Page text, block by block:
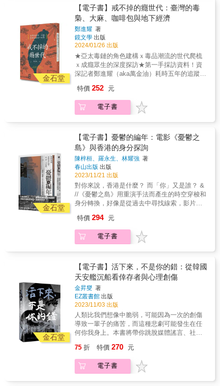
抗如火如荼的私家車浪潮，以避免車輛氾濫帶
來的一系列公害。那些公害在當時的美國就已
經初見端倪，可謂殷鑑不遠。例如他們堅持不
讓道路成為車輛「長期、無償」停放的地方。
要過夜請找停車場。買車時也需要出示車庫證
明，沒有「到處都是你家」、「買一樓送路
肩」的道理。把公共空間（道路）拿來放私人
財物（車），無疑是將消化不了的成本轉嫁給
社會。那就好比家裡放不下，所以把冰箱搬出
門，要煮晚餐才到門口翻魚挖菜。&小時候看過
家母跟鄰居為家門口的停車位爭執。其實那塊
地就是道路，應供公共通行，誰都沒資格占
用，兩人卻為不屬於誰、也不應該用的東西大
什麼停車場必須成為店家、住家、公共設施的
標配？在臺灣，還有一些古蹟被謎樣的無名火
燒完後，直接華麗轉身成停車場。為什麼每一
天的搶車位遊戲這麼困難、痛苦，根本夢魘模
式，還有一堆人趨之若鶩？這種「強制持有車
輛的社會」(註2)看似許諾了人移動的自由，其
實讓擁車、用車變成不得不為的義務。&然而擁
車族愈多，社會又更往車本傾斜，公共交通就
更窘迫，民眾又買更多車&hellip;&hellip;書中
說：「停車宛如一道吃愈多就愈餓的菜，於是
車。愈常開車，就愈渴望有更多停車位。」
（頁108）停車場像愈吃愈餓的食物。臺灣被
CNN稱為行人地獄。有一種人盡皆知的餓鬼形
象是這樣的：食道細如針尖，食物到嘴邊就化
為一團火。我們所提供的廉價、甚至免費的停
車空間，以及其他迫使人開車、鼓勵或讓利給
車輛的政策與設施，統統都像餓鬼的喉嚨，永
遠食不果腹，但又貪求更多。──劉亦／「我是
臺灣行人 - a tw pedestrian」主編&「世界上的
所有城市都一再證明，有愈多停車位，就有愈
多人開車」。作者以美國經驗有趣深刻地述說
民眾、社會受到的影響，為正在大步推動都市
要警醒，也為未來轉向發展提出可能的途徑。&
正視停車位供給減量，才能創造良好的未來城
市環境。《神啊，請賜我一個停車位》一書值
人，看待倫敦？他們錢打哪來？又是怎麼花
錢？他們如何與自己的金錢共處？身為倫敦大
學金匠學院社會學者的作者卡若琳．諾斯用
「腳」探究了這些問題。她走入倫敦街道四處
踏查，並匿名訪談富人、富人家屬，以及為這
群人效命的服侍者階層等數十名人士，藉此揭
開倫敦富豪生活的簾幕。循著金錢在都會中流
動的路徑，她造訪了會員制俱樂部、富太太的
地產附近的巷弄&hellip;&hellip;直擊富豪各種不
識超乎常人想像的另一種「都會平行時空」：
💰為富人打理財務與庶務的「家族辦公室」業
務是無奇不有，包括組織法律團隊協助奢華度
假期間玩過頭闖禍的年輕人脫身，以及前去尼
泊爾營救徒步旅行半途病倒的富裕老太太。💔
在倫敦置產、工作與定居的俄國富豪婚姻觸礁
時，往往刻意選擇回莫斯科發動離婚程序，好
保障「準前夫」最大權益，甚而可能早早藉境
外公司將資產挪至「安全處」，以防「準前
妻」染指數億英鎊財富。🌇2007-08年金融海嘯
讓全倫敦勒緊褲帶度日，但知名的海德公園一
號建案有近90戶高級公寓仍以天價售出，且七
成登記在企業而非個人名下；夜間時大樓一片
漆黑，顯然功能為投資標的而非真正住宅。💤
某戶豪門中，女主人自顧自熬夜看電視到清晨
五點，僕役只能隨時待命、一路伺候各種需
自就寢，不說一聲，讓僕役等到天亮。🎓私立
菁英院校內，豪門子弟未畢業便先獲得銀行內
定職位，只因有個某某企業執行長老爸，或者
家中認識某某企業執行長；再不然，畢業想開
公司的話，找爸媽掏出一千萬鎊前期投入資金
也沒問題。✨光雕設計廠商某日被一名未預約
的寡頭案主直接用私人飛機載走，因為對方臨
時起意要在遊艇上安裝光雕；這些高檔豪華的
交通工具，說白了即是另一種炫富舞台。數年
來，諾斯追蹤富人的生活模式、謀生之道與居
地段的探索紀實。她要讓屬於這群人的倫敦進
入讀者視野，並帶領大家反思：以財富或階級
劃分得壁壘分明，不存在人際互惠、集體生活
們的工作就是在解剖台前和遺體面對面，傾聽
他們的無聲之言。」▍貧困之死、孤獨死、凍
死、老老照顧、酒精成癮、霸凌……▍解剖台
上的遺體，絕大多數非死於凶殺，▍而是死於
不平等的階級問題。●都市裡，「凍死」絕不是
稀奇事。●受解剖的遺體中，獨居者約占50%。
●許多因債務自盡的死者，欠債金額僅五百萬日
幣。●貧困人口的遺體占比極高。相對於富裕者
外表乾淨無垢、內臟卻遍布脂肪，貧窮者長年
缺乏營養，內臟乾淨得令人難以相信這些器官
否被解剖、查明死因。獨居者在家中暑死亡；
車禍後死於自家的女子，其實是因酒精成癮而
喪命；因貧困而拒絕就醫，本可挽回的病症成
卻因此溺斃……法醫的工作，是從科學角度查
明「非正常死亡的真實原因」，但同時，屍體
也代替了沉默的亡者發聲，如實呈現其生命軌
跡與所處的階級脈絡。執業二十年的日本資深
法醫西尾元揭露其在解剖台前觀察到的社會現
象，他如偵探辦案抽絲剝繭，調查死因，並從
人性化的角度，探討隱藏在冰冷遺體背後，活
生生的社會問題。//被害或自殺，以及孤獨死
們法醫的工作。我們不像臨床醫師一樣救死扶
知，在醫學界，自己所處的可以說是見不得光
的領域。但是，正因為在見不得光的陰暗面，
有些東西才會看得更清楚。──西尾元★名人推
薦大師兄（《你好，我是接體員》作者）林立
青（作家）戴志揚（資深社會記者）＿＿專文
作序李茂生（台灣大學法律學院名譽教授）魚
漿夫婦（人氣粉專「魚漿夫婦」版主）蔡崇隆
（紀錄片導演）戴伸峰（中正大學犯罪防治系
副教授）謝孟穎（《新新聞》記者）＿＿一致
推薦● 大師兄（《你好，我是接體員》作者）
──有時在一件件的案子中，我們會看到一些社
會角落的樣貌。但是，當這個樣貌愈來愈清
楚、相似的案件愈來愈多，我不禁在想，這會
不會是現今社會的縮影？是不是我們必須抬起
頭去面對的問題？很感謝看了這本書，可以將
這些問題帶到大家眼前。也很希望看過此書的
金石堂
【電子書】戒不掉的癮世代：臺灣的毒
梟、大麻、咖啡包與地下經濟
鄭進耀 著
鏡文學 出版
2024/01/26 出版
★亞太毒鏈的角色建構ｘ毒品潮流的世代爬梳
ｘ成癮眾生的深度探訪★第一手採訪資料！資
深記者鄭進耀（aka萬金油）耗時五年的追蹤跟
灣」的日常現場與「島嶼毒鏈」的時代觀察毒
從海上來，銷往何處去？那時的「福爾摩沙」
怎就成為今日的「有毒之地」？吸不完的毒，
樂經驗，與日常生活的感受、細節做了緊密結
合。」身處東亞島鏈的中心位置，臺灣既是亞
太貿易的樞紐，也是毒品運輸與交易的中繼
站。毒品在此中轉、流通，進而落地生根，使
得這座島嶼歷經了不同時代的毒品潮流，見證
了各有脈絡的成癮現象，更孵育出一個又一個
的毒梟大夢。自荷蘭東印度公司崛起，大航海
時代來臨，鴉片嗎啡是如何隨貿易漂洋過海而
來，甚至在日治時期成為專賣？何以國民政府
遷臺後大力掃除毒品、勒戒毒癮，卻依然無法
日，大麻合法化的辯論尚未底定，安非他命、
搖頭丸、冰毒、笑氣、咖啡包卻又輪番占領島
嶼，是哪些關鍵形塑了如今的「臺毒」現象？
然而大眾卻甚少知曉成癮者的生命歷程──是什
麼因素使他們接觸？又是怎樣的推力令他們成
癮？此後他們又是如何走出毒癮？本此關懷與
好奇，資深記者鄭進耀，以人物為核心，解構
各個世代的毒品潮流，勾勒出成癮臺灣的眾生
相，試圖用溫柔目光，照探那些陽光不到的地
方。
特價 252 元
電子書
金石堂
【電子書】憂鬱的編年：電影《憂鬱之
島》與香港的身分探詢
陳梓桓、羅永生、林耀強 著
春山出版 出版
2023/11/21 出版
對你來說，香港是什麼？ 而「你」又是誰？ &
//《憂鬱之島》用重演手法而產生的時空穿梭和
身分轉換，好像是從過去中尋找線索，影片中
代思考香港是什麼，以及想像香港的未來。有
人以中國去定義香港的未來，有人的香港是自
由的樂土，有人的香港是民主中國的一部分，
出了代價。我們對自己身分的思考，或因種族
而連結，或因政權的轉換，或因我們對價值的
理解，共同的記憶，或因地域與社群的想像，
或因被壓迫受苦而形塑。在不同時空穿梭的過
程，演員與扮演角色的轉換，我希望能展示幾
位不同年代的人想像香港的差異，同時亦貫穿
不同年代的人，因未能主宰或左右香港的前
路，而堆壘起的，一重又一重的憂鬱。// &
&mdash;&mdash;陳梓桓（《憂鬱之島》導
演） & 以重演手法穿梭多個歷史時空；探問香
港，不斷變幻、湧動，有時散發著陰鬱氣息，
卻又帶著生之希望的海，是電影《憂鬱之島》
的背景色。在憂鬱的背景下，是來自香港的不
特價 294 元
電子書
金石堂
【電子書】活下來，不是你的錯：從韓國
天安艦沉船看倖存者與心理創傷
金昇燮 著
EZ叢書館 出版
2023/11/03 出版
人類比我們想像中脆弱，可能因為一次的創傷
導致一輩子的痛苦，而這種悲劇可能發生在任
何你我身上。本書將帶你跳脫媒體謠言、社會
倖存創傷者最真實的沉痛告白。並藉此機會進
一步審視、反思，身為社會一員的我們該以何
種信念來面對這些事件。本書不談政治，談的
75 折 特價 270 元
電子書